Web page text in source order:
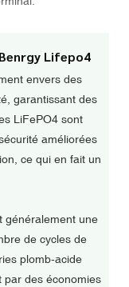
Lifepo4
envers des
garantissant des
LiFePO4 sont
améliorées
ce qui en fait un
généralement une
de cycles de
plomb-acide
par des économies